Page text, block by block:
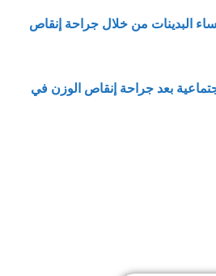
البدينات من خلال جراحة إنقاص
بعد جراحة إنقاص الوزن في